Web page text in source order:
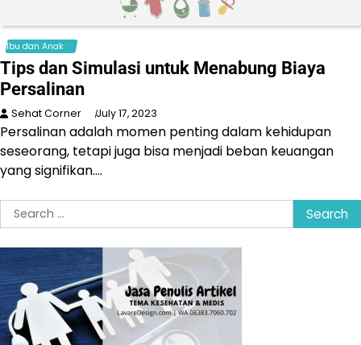
Ibu dan Anak
Tips dan Simulasi untuk Menabung Biaya
Persalinan
Sehat Corner July 17, 2023
Persalinan adalah momen penting dalam kehidupan
seseorang, tetapi juga bisa menjadi beban keuangan
yang signifikan.…
Search
for: